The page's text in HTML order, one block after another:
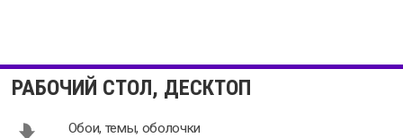
Desktop
switcher
Restore 1.7.1
РАБОЧИЙ СТОЛ, ДЕСКТОП
Обои, темы, оболочки